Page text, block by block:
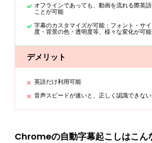
オフラインであっても、動画を流れる際英
ことが可能
字幕のカスタマイズが可能：フォント・サ
度・背景の色・透明度等、様々な変化が可能
デメリット
英語だけ利用可能
音声スピードが速いと、正しく認識できな
Chromeの自動字幕起こしはこん